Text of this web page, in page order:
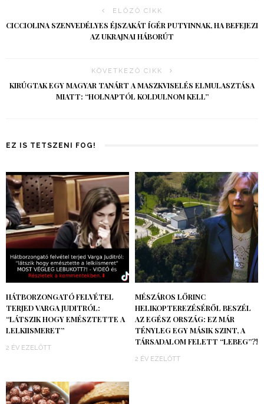
ELŐZŐ CIKK
CICCIOLINA SZENVEDÉLYES ÉJSZAKÁT ÍGÉR PUTYINNAK, HA BEFEJEZI
AZ UKRAJNAI HÁBORÚT
KÖVETKEZŐ CIKK
KIRÚGTAK EGY MAGYAR TANÁRT A MASZKVISELÉS ELMULASZTÁSA
MIATT: “HOLNAPTÓL KOLDULNOM KELL”
EZ IS TETSZENI FOG!
HÁTBORZONGATÓ FELVÉTEL
TERJED VARGA JUDITRÓL:
“LÁTSZIK HOGY EMÉSZTETTE A
LELKIISMERET”
2 ÉV EZELŐTT
MÉSZÁROS LŐRINC
HELIKOPTEREZÉSÉRŐL BESZÉL
AZ EGÉSZ ORSZÁG: EZ MÁR
TÉNYLEG EGY MÁSIK SZINT, A
TÁRSADALOM FELETT “LEBEG”?!
2 ÉV EZELŐTT